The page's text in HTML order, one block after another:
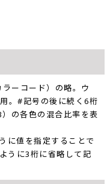
ーコード）の略。ウ
。#記号の後に続く6桁
の各色の混合比率を表
値を指定することで
うに3桁に省略して記